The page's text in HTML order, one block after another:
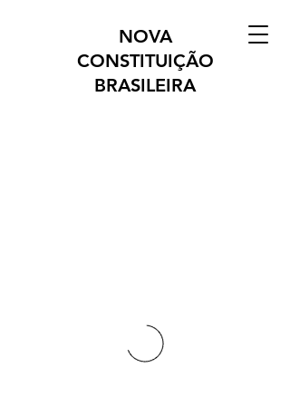
NOVA
CONSTITUIÇÃO
BRASILEIRA